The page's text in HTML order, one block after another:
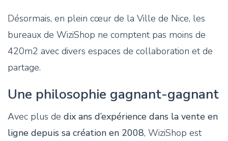
Désormais, en plein cœur de la Ville de Nice, les
bureaux de WiziShop ne comptent pas moins de
420m2 avec divers espaces de collaboration et de
partage.
Une philosophie gagnant-gagnant
Avec plus de dix ans d’expérience dans la vente en
ligne depuis sa création en 2008, WiziShop est